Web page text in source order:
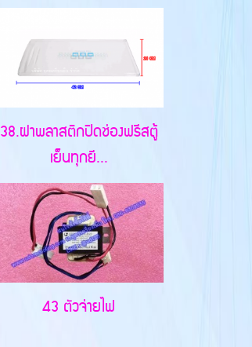
38.ฝาพลาสติกปิดช่องฟรีสตู้
เย็นทุกยี...
43 ตัวจ่ายไฟ